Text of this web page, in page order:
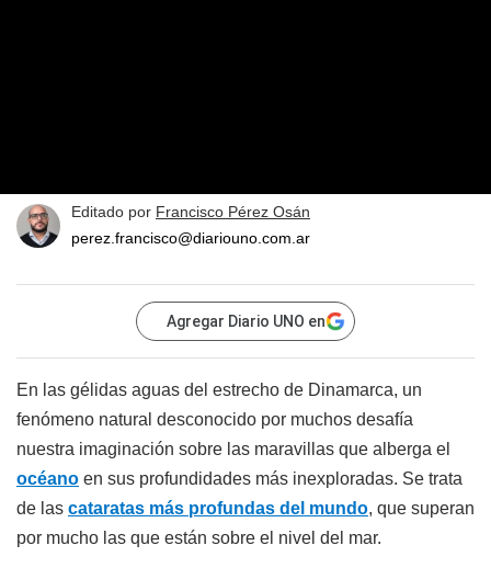
Editado por Francisco Pérez Osán
perez.francisco@diariouno.com.ar
Agregar Diario UNO en
En las gélidas aguas del estrecho de Dinamarca, un
fenómeno natural desconocido por muchos desafía
nuestra imaginación sobre las maravillas que alberga el
océano en sus profundidades más inexploradas. Se trata
de las cataratas más profundas del mundo, que superan
por mucho las que están sobre el nivel del mar.